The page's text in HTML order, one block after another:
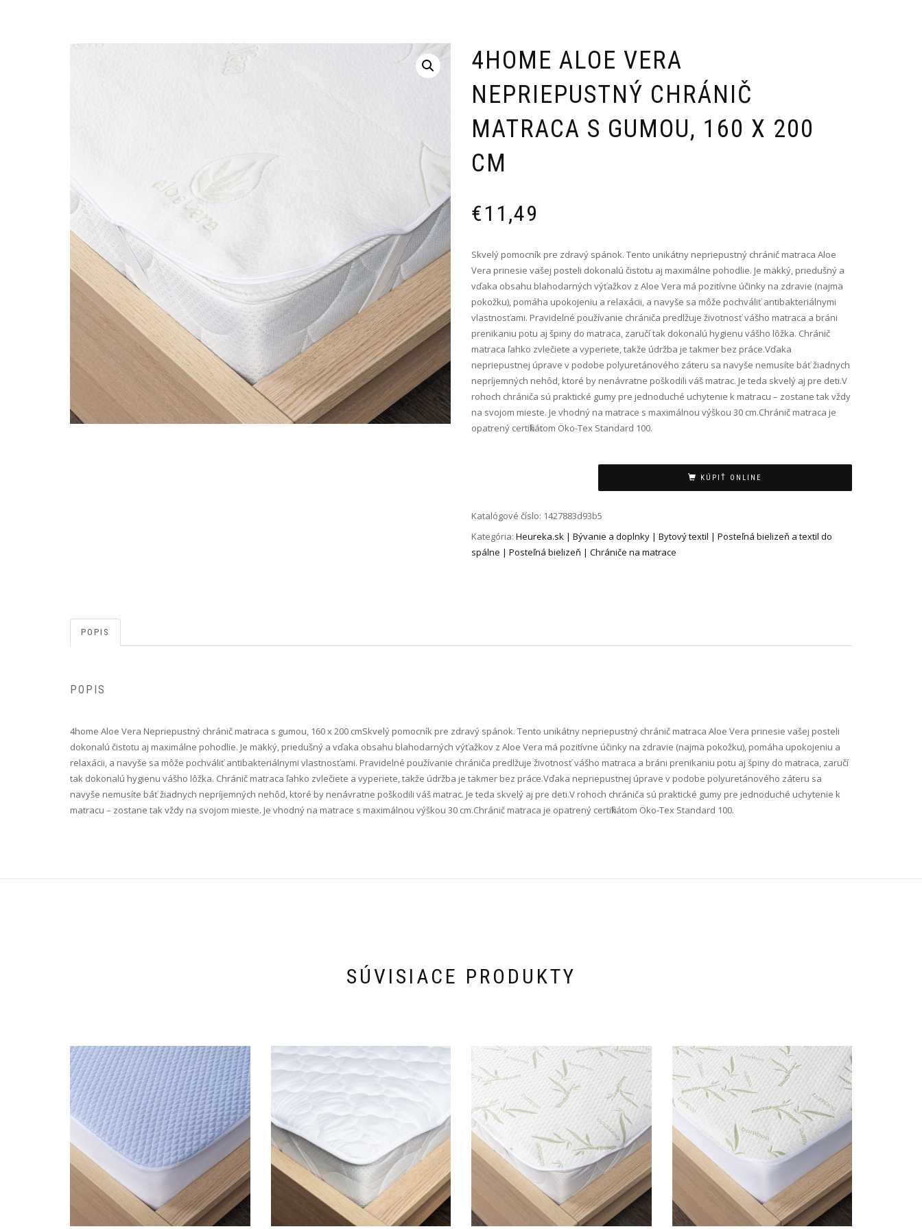
4HOME ALOE VERA
NEPRIEPUSTNÝ CHRÁNIČ
MATRACA S GUMOU, 160 X 200
CM
€11,49
Skvelý pomocník pre zdravý spánok. Tento unikátny nepriepustný chránič matraca Aloe
Vera prinesie vašej posteli dokonalú čistotu aj maximálne pohodlie. Je mäkký, priedušný a
vďaka obsahu blahodarných výťažkov z Aloe Vera má pozitívne účinky na zdravie (najmä
pokožku), pomáha upokojeniu a relaxácii, a navyše sa môže pochváliť antibakteriálnymi
vlastnosťami. Pravidelné používanie chrániča predlžuje životnosť vášho matraca a bráni
prenikaniu potu aj špiny do matraca, zaručí tak dokonalú hygienu vášho lôžka. Chránič
matraca ľahko zvlečiete a vyperiete, takže údržba je takmer bez práce.Vďaka
nepriepustnej úprave v podobe polyuretánového záteru sa navyše nemusíte báť žiadnych
nepríjemných nehôd, ktoré by nenávratne poškodili váš matrac. Je teda skvelý aj pre deti.V
rohoch chrániča sú praktické gumy pre jednoduché uchytenie k matracu – zostane tak vždy
na svojom mieste. Je vhodný na matrace s maximálnou výškou 30 cm.Chránič matraca je
opatrený certifikátom Öko-Tex Standard 100.
KÚPIŤ ONLINE
Katalógové číslo: 1427883d93b5
Kategória: Heureka.sk | Bývanie a doplnky | Bytový textil | Posteľná bielizeň a textil do
spálne | Posteľná bielizeň | Chrániče na matrace
POPIS
POPIS
4home Aloe Vera Nepriepustný chránič matraca s gumou, 160 x 200 cm Skvelý pomocník pre zdravý spánok. Tento unikátny nepriepustný chránič matraca Aloe Vera prinesie vašej posteli
dokonalú čistotu aj maximálne pohodlie. Je mäkký, priedušný a vďaka obsahu blahodarných výťažkov z Aloe Vera má pozitívne účinky na zdravie (najmä pokožku), pomáha upokojeniu a
relaxácii, a navyše sa môže pochváliť antibakteriálnymi vlastnosťami. Pravidelné používanie chrániča predlžuje životnosť vášho matraca a bráni prenikaniu potu aj špiny do matraca, zaručí
tak dokonalú hygienu vášho lôžka. Chránič matraca ľahko zvlečiete a vyperiete, takže údržba je takmer bez práce.Vďaka nepriepustnej úprave v podobe polyuretánového záteru sa
navyše nemusíte báť žiadnych nepríjemných nehôd, ktoré by nenávratne poškodili váš matrac. Je teda skvelý aj pre deti.V rohoch chrániča sú praktické gumy pre jednoduché uchytenie k
matracu – zostane tak vždy na svojom mieste. Je vhodný na matrace s maximálnou výškou 30 cm.Chránič matraca je opatrený certifikátom Öko-Tex Standard 100.
SÚVISIACE PRODUKTY